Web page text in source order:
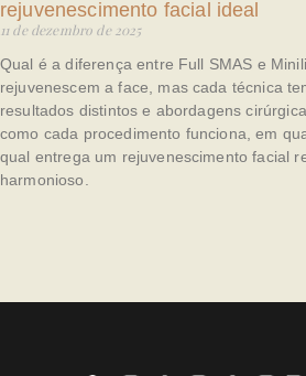
rejuvenescimento facial ideal
11 de dezembro de 2025
Qual é a diferença entre Full SMAS e
rejuvenescem a face, mas cada técnica
resultados distintos e abordagens
como cada procedimento funciona, em
qual entrega um rejuvenescimento facial
harmonioso.